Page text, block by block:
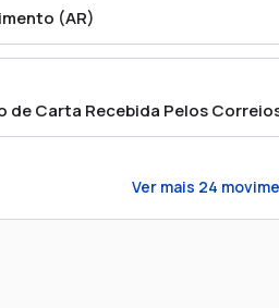
(AR)
Carta Recebida Pelos
Ver mais 24